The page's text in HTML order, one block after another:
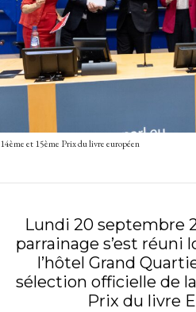
14ème et 15ème Prix du livre européen
Lundi 20 septembre
parrainage s’est réuni
l’hôtel Grand
sélection officielle de
Prix du livre